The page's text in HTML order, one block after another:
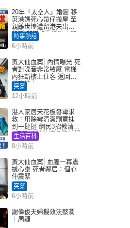
20年「太空人」婚變 移
英港媽死心帶仔搬屋 至
親離世慘遭留港夫出軌
背叛 苦嘆終看透對方留
港「真相」｜Juicy叮
時事熱話
6小時前
黃大仙血案│內情曝光 死
者對噪音非常敏感 電梯
內狂斬樓上住客 返回住
所墮樓亡
突發
12小時前
港人家居天花板發霉求
救！用除霉清潔劑竟抹
到一撻撻 網民3招教清潔
+保養 本地油漆品牌曾提
醒勿用1物防變色
生活百科
8小時前
黃大仙血案│血腥一幕震
撼心靈 死者鄰居：個心
仲震緊
突發
6小時前
謝偉俊夫婦擬效法蔡瀾
｜周顯